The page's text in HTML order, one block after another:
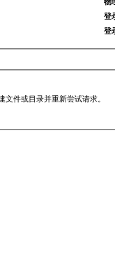
登
登
件或目录并重新尝试请求。